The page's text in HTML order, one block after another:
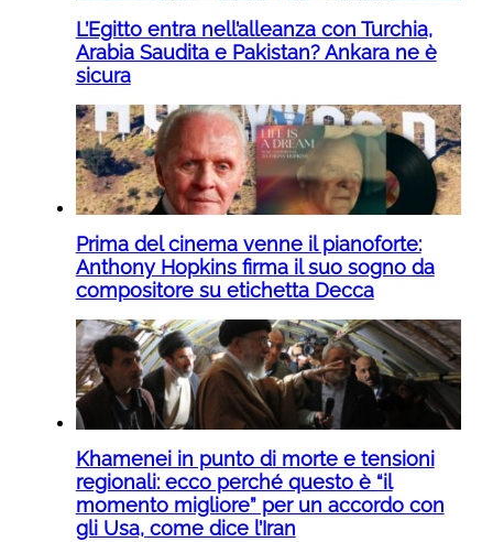
L’Egitto entra nell’alleanza con Turchia,
Arabia Saudita e Pakistan? Ankara ne è
sicura
Prima del cinema venne il pianoforte:
Anthony Hopkins firma il suo sogno da
compositore su etichetta Decca
Khamenei in punto di morte e tensioni
regionali: ecco perché questo è “il
momento migliore” per un accordo con
gli Usa, come dice l’Iran